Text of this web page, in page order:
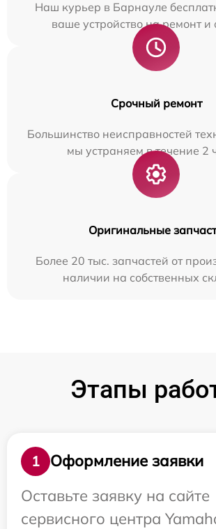
Наш курьер в Барнауле
ваше устройство на ремонт и
Срочный ремонт
Большинство неисправностей
мы устраняем в течение 2
Оригинальные
Более 20 тыс. запчастей от
наличии на собственных
Этапы
1
Оформление заявки
Оставьте заявку на сайте
сервисного центра